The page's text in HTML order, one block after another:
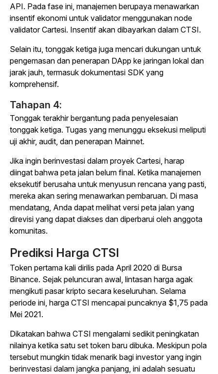
API. Pada fase ini, manajemen berupaya menawarkan
insentif ekonomi untuk validator menggunakan node
validator Cartesi. Insentif akan dibayarkan dalam CTSI.
Selain itu, tonggak ketiga juga mencari dukungan untuk
pengemasan dan penerapan DApp ke jaringan lokal dan
jarak jauh, termasuk dokumentasi SDK yang
komprehensif.
Tahapan 4:
Tonggak terakhir bergantung pada penyelesaian
tonggak ketiga. Tugas yang menunggu eksekusi meliputi
uji akhir, audit, dan penerapan Mainnet.
Jika ingin berinvestasi dalam proyek Cartesi, harap
diingat bahwa peta jalan belum final. Ketika manajemen
eksekutif berusaha untuk menyusun rencana yang pasti,
mereka akan sering menawarkan pembaruan. Di masa
mendatang, Anda dapat melihat versi peta jalan yang
direvisi yang dapat diakses dan diperbarui oleh anggota
komunitas.
Prediksi Harga CTSI
Token pertama kali dirilis pada April 2020 di Bursa
Binance. Sejak peluncuran awal, lintasan harga agak
mengikuti pasar kripto secara keseluruhan. Selama
periode ini, harga CTSI mencapai puncaknya $1,75 pada
Mei 2021.
Dikatakan bahwa CTSI mengalami sedikit peningkatan
nilainya ketika satu set token baru dibuka. Meskipun pola
tersebut mungkin tidak menarik bagi investor yang ingin
berinvestasi dalam jangka panjang, ini adalah sesuatu